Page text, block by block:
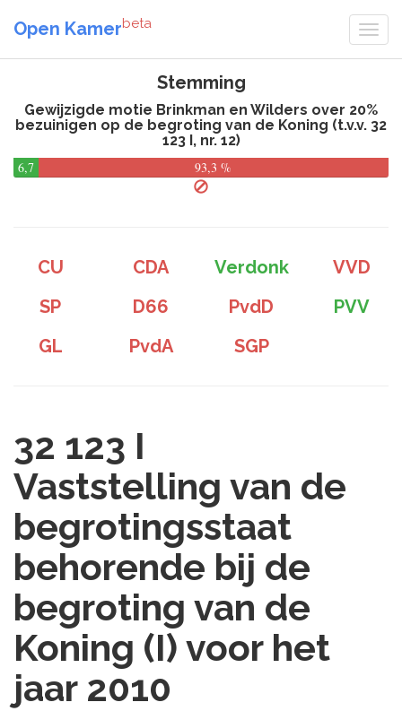
Open Kamerbeta
Stemming
Gewijzigde motie Brinkman en Wilders over 20%
bezuinigen op de begroting van de Koning (t.v.v. 32
123 I, nr. 12)
6,7
93,3 %
CU CDA Verdonk
VVD
SP
D66 PvdD
PVV
GL
PvdA SGP
32 123 I
Vaststelling van de
begrotingsstaat
behorende bij de
begroting van de
Koning (I) voor het
jaar 2010